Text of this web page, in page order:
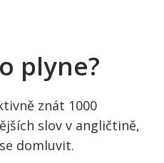
plyne?
znát 1000
slov v angličtině,
domluvit.